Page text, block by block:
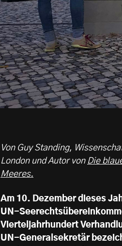
Von Guy Standing,
London und Autor von Die
Meeres.
Am 10. Dezember dieses
UN-
Vierteljahrhundert
UN-Generalsekretär